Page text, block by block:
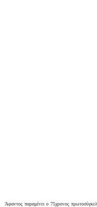
Άφαντος παραμένει ο 75χρονος